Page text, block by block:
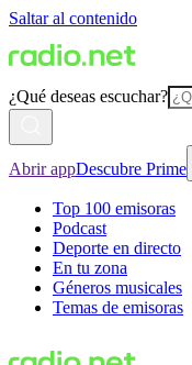
Saltar al contenido
¿Qué deseas escuchar?
Abrir appDescubre Prime
Top 100 emisoras
Podcast
Deporte en directo
En tu zona
Géneros musicales
Temas de emisoras